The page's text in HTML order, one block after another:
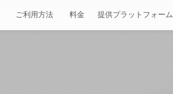
ご利用方法 料金 提供プラットフォーム